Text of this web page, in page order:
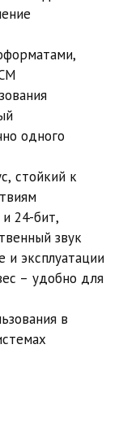
одного
стойкий к
24-бит,
звук
и эксплуатации
– удобно для
в